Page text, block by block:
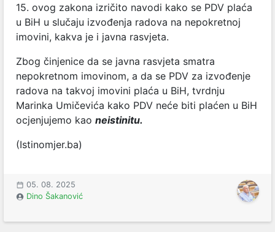
15. ovog zakona izričito navodi kako se PDV plaća
u BiH u slučaju izvođenja radova na nepokretnoj
imovini, kakva je i javna rasvjeta.
Zbog činjenice da se javna rasvjeta smatra
nepokretnom imovinom, a da se PDV za izvođenje
radova na takvoj imovini plaća u BiH, tvrdnju
Marinka Umičevića kako PDV neće biti plaćen u BiH
ocjenjujemo kao neistinitu.
(Istinomjer.ba)
05. 08. 2025
Dino Šakanović